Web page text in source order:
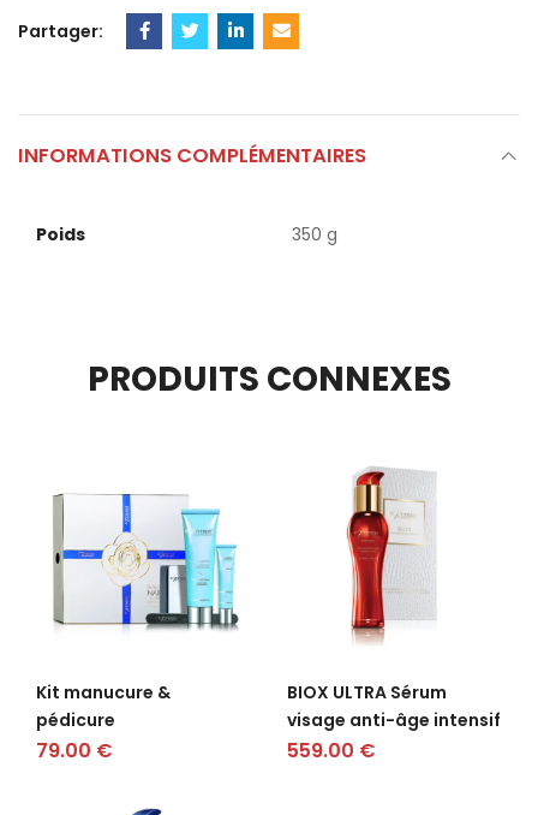
Partager:
INFORMATIONS COMPLÉMENTAIRES
Poids 350 g
PRODUITS CONNEXES
Kit manucure &
pédicure
79.00 €
BIOX ULTRA Sérum
visage anti-âge intensif
559.00 €